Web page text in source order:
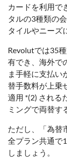
カードを利用で
タルの3種類の
タイルやニーズ
Revolutでは35
有でき、海外で
ま手軽に支払い
替手数料が上乗
適用 *(2) される
ミングで両替す
ただし、「為替
全プラン共通で
しましょう。